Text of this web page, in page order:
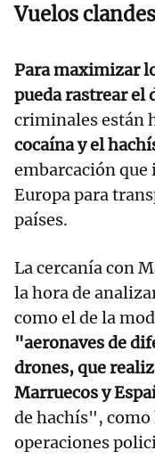
Vuelos
Para maximizar
pueda rastrear el
criminales están
cocaína y el
embarcación que
Europa para
países.
La cercanía con
la hora de
como el de la
"aeronaves de
drones, que
Marruecos y
de hachís", como
operaciones